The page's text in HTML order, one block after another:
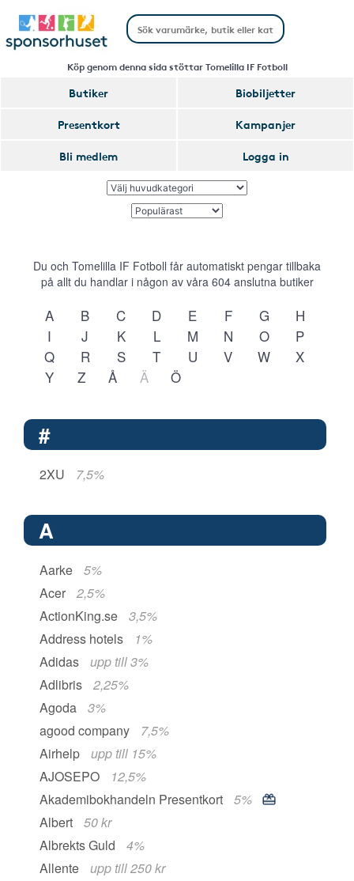
Köp genom denna sida stöttar Tomelilla IF Fotboll
Butiker
Biobiljetter
Presentkort
Kampanjer
Bli medlem
Logga in
Du och Tomelilla IF Fotboll får automatiskt pengar tillbaka
på allt du handlar i någon av våra 604anslutna butiker
A B C D E F G
H
I
J K L M N O
P
Q
R S T U V W
X
Y
Z Å Ä Ö
#
2XU 7,5%
A
Aarke
5%
Acer
2,5%
ActionKing.se
3,5%
Address hotels
1%
Adidas
upp till 3%
Adlibris
2,25%
Agoda
3%
agood company
7,5%
Airhelp
upp till 15%
AJOSEPO
12,5%
Akademibokhandeln Presentkort
5%
Albert
50 kr
Albrekts Guld
4%
Allente
upp till 250 kr